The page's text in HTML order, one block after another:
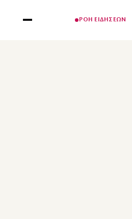
ΡΟΗ ΕΙΔΗΣΕΩΝ